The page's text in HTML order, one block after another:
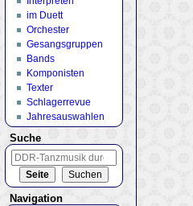
im Duett
Orchester
Gesangsgruppen
Bands
Komponisten
Texter
Schlagerrevue
Jahresauswahlen
Suche
Navigation